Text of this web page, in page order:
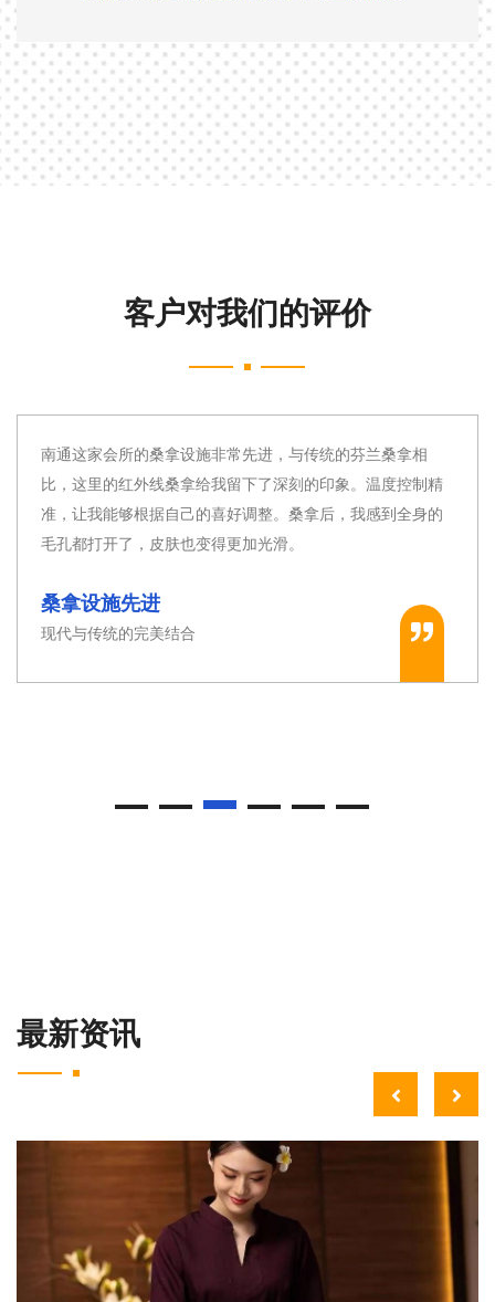
客户对我们的评价
南通这家会所的桑拿设施非常先进，与传统的芬兰桑拿相
比，这里的红外线桑拿给我留下了深刻的印象。温度控制精
准，让我能够根据自己的喜好调整。桑拿后，我感到全身的
毛孔都打开了，皮肤也变得更加光滑。
桑拿设施先进
现代与传统的完美结合
最新资讯